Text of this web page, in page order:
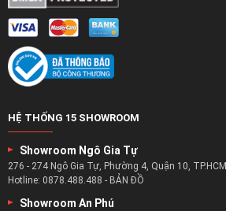
HỆ THỐNG 15 SHOWROOM
Showroom Ngô Gia Tự
276 - 274 Ngô Gia Tự, Phường 4, Quận 10, TP.HCM
Hotline: 0878.488.488 - BẢN ĐỒ
Showroom An Phú